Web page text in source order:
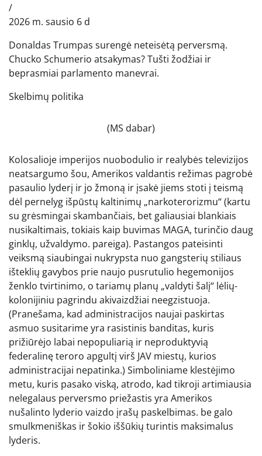
/
2026 m. sausio 6 d
Donaldas Trumpas surengė neteisėtą perversmą.
Chucko Schumerio atsakymas? Tušti žodžiai ir
beprasmiai parlamento manevrai.
Skelbimų politika
(MS dabar)
Kolosalioje imperijos nuobodulio ir realybės televizijos
neatsargumo šou, Amerikos valdantis režimas pagrobė
pasaulio lyderį ir jo žmoną ir įsakė jiems stoti į teismą
dėl pernelyg išpūstų kaltinimų „narkoterorizmu“ (kartu
su grėsmingai skambančiais, bet galiausiai blankiais
nusikaltimais, tokiais kaip buvimas MAGA, turinčio daug
ginklų, užvaldymo. pareiga). Pastangos pateisinti
veiksmą siaubingai nukrypsta nuo gangsterių stiliaus
išteklių gavybos prie naujo pusrutulio hegemonijos
ženklo tvirtinimo, o tariamų planų „valdyti šalį“ lėlių-
kolonijiniu pagrindu akivaizdžiai neegzistuoja.
(Pranešama, kad administracijos naujai paskirtas
asmuo susitarime yra rasistinis banditas, kuris
prižiūrėjo labai nepopuliarią ir neproduktyvią
federalinę teroro apgultį virš JAV miestų, kurios
administracijai nepatinka.) Simboliniame klestėjimo
metu, kuris pasako viską, atrodo, kad tikroji artimiausia
nelegalaus perversmo priežastis yra Amerikos
nušalinto lyderio vaizdo įrašų paskelbimas. be galo
smulkmeniškas ir šokio iššūkių turintis maksimalus
lyderis.